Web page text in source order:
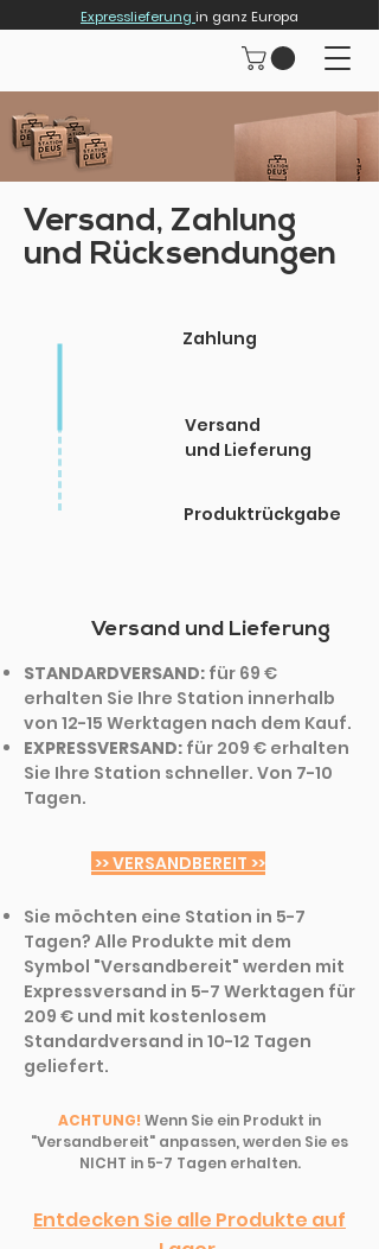
Expresslieferung in ganz Europa
Versand, Zahlung
und Rücksendungen
Zahlung
Versand
und Lieferung
Produktrückgabe
Versand und Lieferung
STANDARDVERSAND: für 69 €
erhalten Sie Ihre Station innerhalb
von 12-15 Werktagen nach dem Kauf.
EXPRESSVERSAND: für 209 € erhalten
Sie Ihre Station schneller. Von 7-10
Tagen.
>> VERSANDBEREIT >>
Sie möchten eine Station in 5-7
Tagen? Alle Produkte mit dem
Symbol "Versandbereit" werden mit
Expressversand in 5-7 Werktagen für
209 € und mit kostenlosem
Standardversand in 10-12 Tagen
geliefert.
ACHTUNG! Wenn Sie ein Produkt in
"Versandbereit" anpassen, werden Sie es
NICHT in 5-7 Tagen erhalten.
Entdecken Sie alle Produkte auf